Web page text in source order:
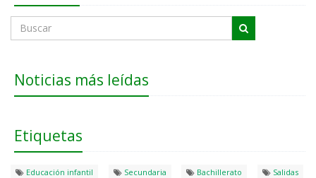
Noticias más leídas
Etiquetas
Educación infantil Secundaria Bachillerato
Salidas